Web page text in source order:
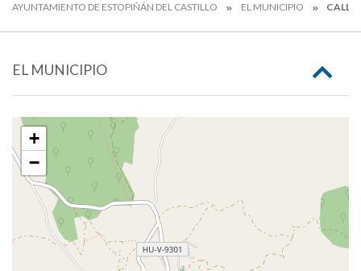
AYUNTAMIENTO DE ESTOPIÑÁN DEL CASTILLO EL MUNICIPIO
EL MUNICIPIO
+
−